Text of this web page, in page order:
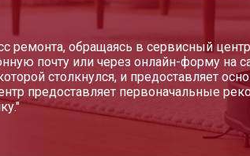
ремонта, обращаясь в сервисный
почту или через онлайн-форму на
столкнулся, и предоставляет
предоставляет первоначальные